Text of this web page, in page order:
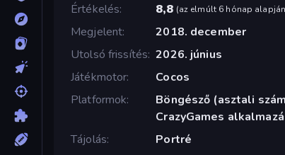
Értékelés
8,8 (az elmúlt 6 hónap alapján
Megjelent
2018. december
Utolsó frissítés 2026. június
Játékmotor
Cocos
Platformok
Böngésző (asztali
CrazyGames
Tájolás
Portré